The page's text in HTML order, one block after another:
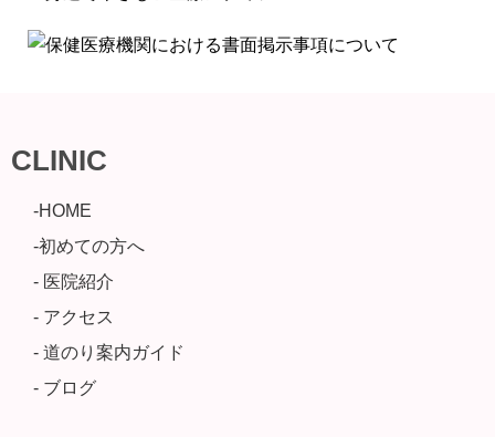
CLINIC
-HOME
-初めての方へ
- 医院紹介
- アクセス
- 道のり案内ガイド
- ブログ